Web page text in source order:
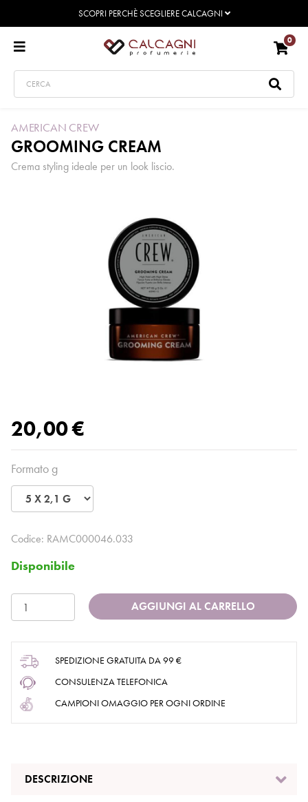
SCOPRI PERCHÈ SCEGLIERE CALCAGNI
0
AMERICAN CREW
GROOMING CREAM
Crema styling ideale per un look liscio.
20,00 €
Formato g
Codice: RAMC000046.033
Disponibile
AGGIUNGI AL CARRELLO
SPEDIZIONE GRATUITA DA 99 €
CONSULENZA TELEFONICA
CAMPIONI OMAGGIO PER OGNI ORDINE
DESCRIZIONE